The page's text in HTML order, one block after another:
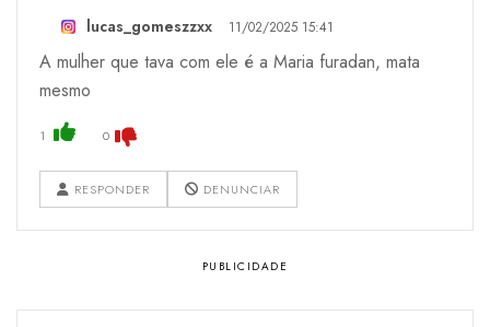
lucas_gomeszzxx 11/02/2025 15:41
A mulher que tava com ele é a Maria furadan, mata
mesmo
1 0
RESPONDER DENUNCIAR